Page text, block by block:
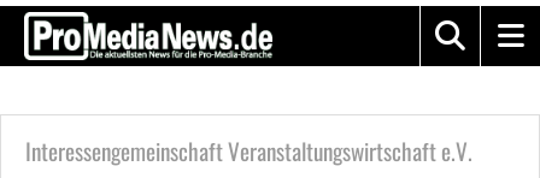
Interessengemeinschaft Veranstaltungswirtschaft e.V.